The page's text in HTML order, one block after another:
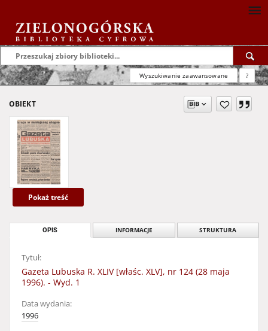
Wyszukiwanie zaawansowane ?
OBIEKT
Pokaż treść
OPIS INFORMACJE STRUKTURA
Tytuł:
Gazeta Lubuska R. XLIV [właśc. XLV], nr 124 (28 maja
1996). - Wyd. 1
Data wydania:
1996